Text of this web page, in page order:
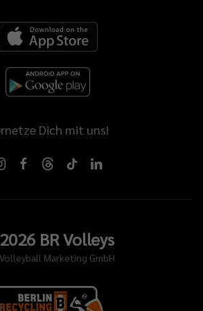
Dich mit uns!
2026BR Volleys
Volleyball Marketing GmbH